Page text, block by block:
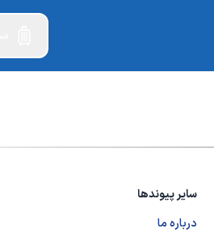
سایر پیوندها
درباره ما